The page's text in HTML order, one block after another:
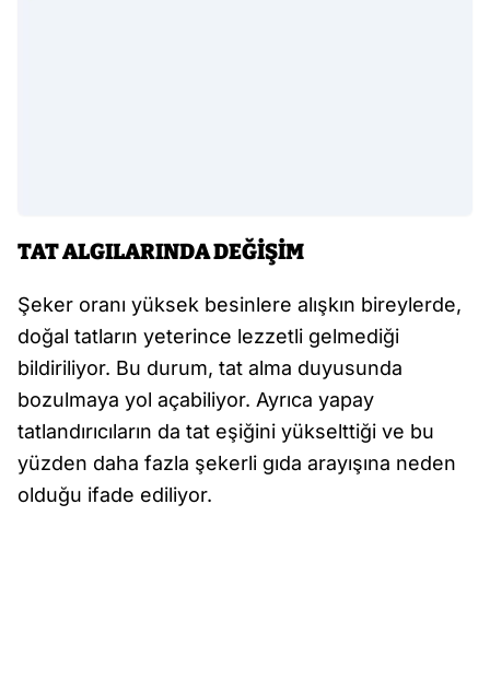
TAT ALGILARINDA DEĞİŞİM
Şeker oranı yüksek besinlere alışkın bireylerde,
doğal tatların yeterince lezzetli gelmediği
bildiriliyor. Bu durum, tat alma duyusunda
bozulmaya yol açabiliyor. Ayrıca yapay
tatlandırıcıların da tat eşiğini yükselttiği ve bu
yüzden daha fazla şekerli gıda arayışına neden
olduğu ifade ediliyor.